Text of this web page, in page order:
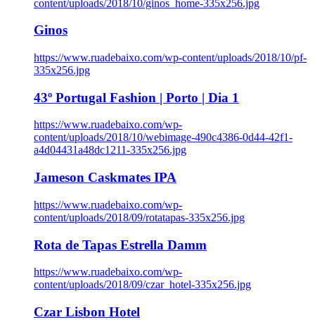
content/uploads/2018/10/ginos_home-335x256.jpg
Ginos
https://www.ruadebaixo.com/wp-content/uploads/2018/10/pf-
335x256.jpg
43º Portugal Fashion | Porto | Dia 1
https://www.ruadebaixo.com/wp-
content/uploads/2018/10/webimage-490c4386-0d44-42f1-
a4d04431a48dc1211-335x256.jpg
Jameson Caskmates IPA
https://www.ruadebaixo.com/wp-
content/uploads/2018/09/rotatapas-335x256.jpg
Rota de Tapas Estrella Damm
https://www.ruadebaixo.com/wp-
content/uploads/2018/09/czar_hotel-335x256.jpg
Czar Lisbon Hotel